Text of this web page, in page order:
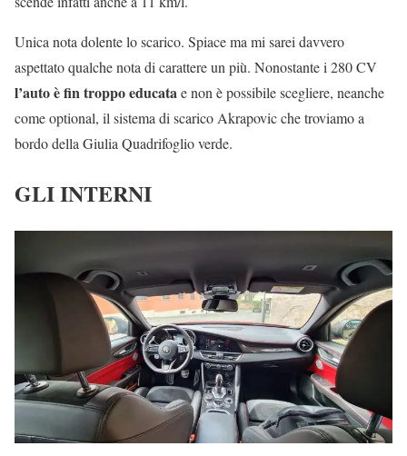
Unica nota dolente lo scarico. Spiace ma mi sarei davvero
aspettato qualche nota di carattere un più. Nonostante i 280 CV
l’auto è fin troppo educatae non è possibile scegliere, neanche
come optional, il sistema di scarico Akrapovic che troviamo a
bordo della Giulia Quadrifoglio verde.
GLI INTERNI